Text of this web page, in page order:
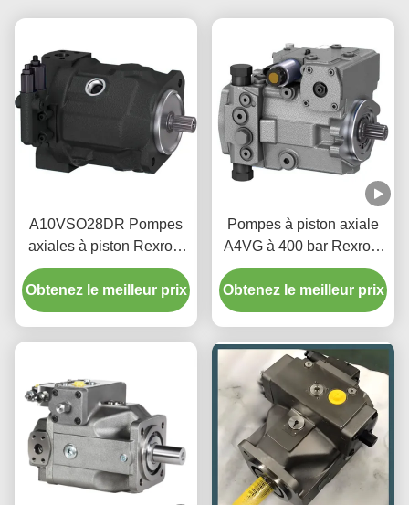
A10VSO28DR Pompes
axiales à piston Rexroth
SAE Flange 350 bar
Pression maximale
Obtenez le meilleur prix
Pompes à piston axiale
A4VG à 400 bar Rexroth
pour machines de
construction
Obtenez le meilleur prix